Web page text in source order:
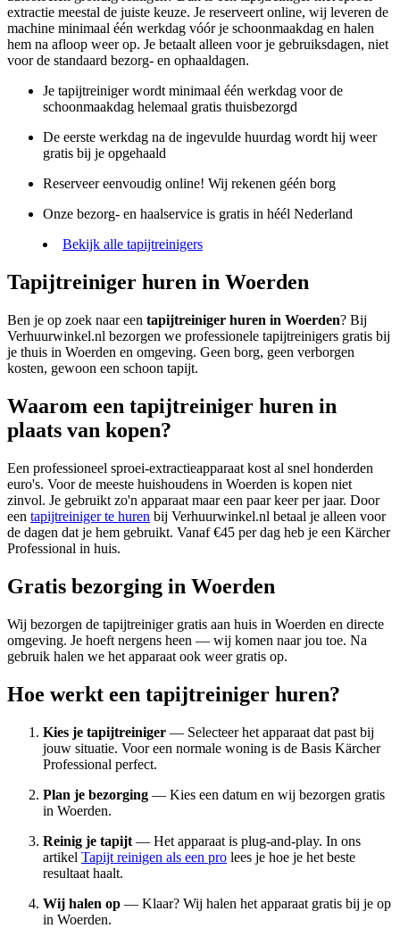
extractie meestal de juiste keuze. Je reserveert online, wij leveren de
machine minimaal één werkdag vóór je schoonmaakdag en halen
hem na afloop weer op. Je betaalt alleen voor je gebruiksdagen, niet
voor de standaard bezorg- en ophaaldagen.
Je tapijtreiniger wordt minimaal één werkdag voor de
schoonmaakdag helemaal gratis thuisbezorgd
De eerste werkdag na de ingevulde huurdag wordt hij weer
gratis bij je opgehaald
Reserveer eenvoudig online! Wij rekenen géén borg
Onze bezorg- en haalservice is gratis in héél Nederland
Bekijk alle tapijtreinigers
Tapijtreiniger huren in Woerden
Ben je op zoek naar een tapijtreiniger huren in Woerden? Bij
Verhuurwinkel.nl bezorgen we professionele tapijtreinigers gratis bij
je thuis in Woerden en omgeving. Geen borg, geen verborgen
kosten, gewoon een schoon tapijt.
Waarom een tapijtreiniger huren in
plaats van kopen?
Een professioneel sproei-extractieapparaat kost al snel honderden
euro's. Voor de meeste huishoudens in Woerden is kopen niet
zinvol. Je gebruikt zo'n apparaat maar een paar keer per jaar. Door
een tapijtreiniger te huren bij Verhuurwinkel.nl betaal je alleen voor
de dagen dat je hem gebruikt. Vanaf €45 per dag heb je een Kärcher
Professional in huis.
Gratis bezorging in Woerden
Wij bezorgen de tapijtreiniger gratis aan huis in Woerden en directe
omgeving. Je hoeft nergens heen — wij komen naar jou toe. Na
gebruik halen we het apparaat ook weer gratis op.
Hoe werkt een tapijtreiniger huren?
Kies je tapijtreiniger — Selecteer het apparaat dat past bij
jouw situatie. Voor een normale woning is de Basis Kärcher
Professional perfect.
Plan je bezorging — Kies een datum en wij bezorgen gratis
in Woerden.
Reinig je tapijt — Het apparaat is plug-and-play. In ons
artikel Tapijt reinigen als een pro lees je hoe je het beste
resultaat haalt.
Wij halen op — Klaar? Wij halen het apparaat gratis bij je op
in Woerden.